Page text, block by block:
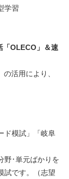
学習
OLECO」＆速
活用により、
ド模試」「岐阜
野･単元ばかりを
試です。（志望